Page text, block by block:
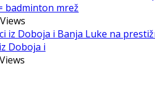
badminton mrež
Doboja i